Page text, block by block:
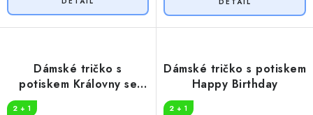
Dámské tričko s
potiskem Královny se
2 + 1
Dámské tričko s potiskem
Happy Birthday
2 + 1